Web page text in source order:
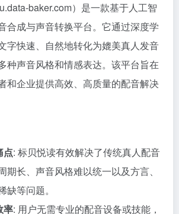
baker.com）是一款基于人工智
合成与声音转换平台。它通过深度学
字快速、自然地转化为媲美真人发音
种声音风格和情感表达。该平台旨在
和企业提供高效、高质量的配音解决
点: 标贝悦读有效解决了传统真人配音
期长、声音风格难以统一以及方言、
等问题。
率: 用户无需专业的配音设备或技能，